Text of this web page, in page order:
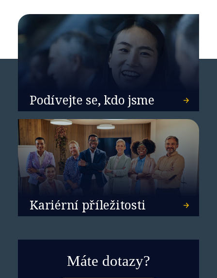
Frontier AI mění pravidla
kybernetické bezpečnosti. Je vaše
organizace připravená?
Podívejte se, kdo jsme
Kariérní příležitosti
Máte dotazy?